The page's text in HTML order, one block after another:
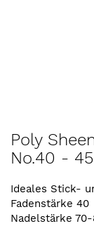
Zum
Anfang
der
springen
Poly
No.40 -
Ideales Stick-
Fadenstärke 40
Nadelstärke